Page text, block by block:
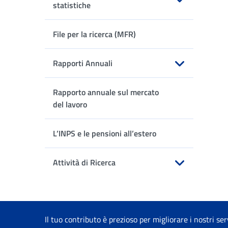
statistiche
Apri sottomenu
File per la ricerca (MFR)
Rapporti Annuali
Apri sottomenu
Rapporto annuale sul mercato
del lavoro
L’INPS e le pensioni all’estero
Attività di Ricerca
Il tuo contributo è prezioso per migliorare i nostri